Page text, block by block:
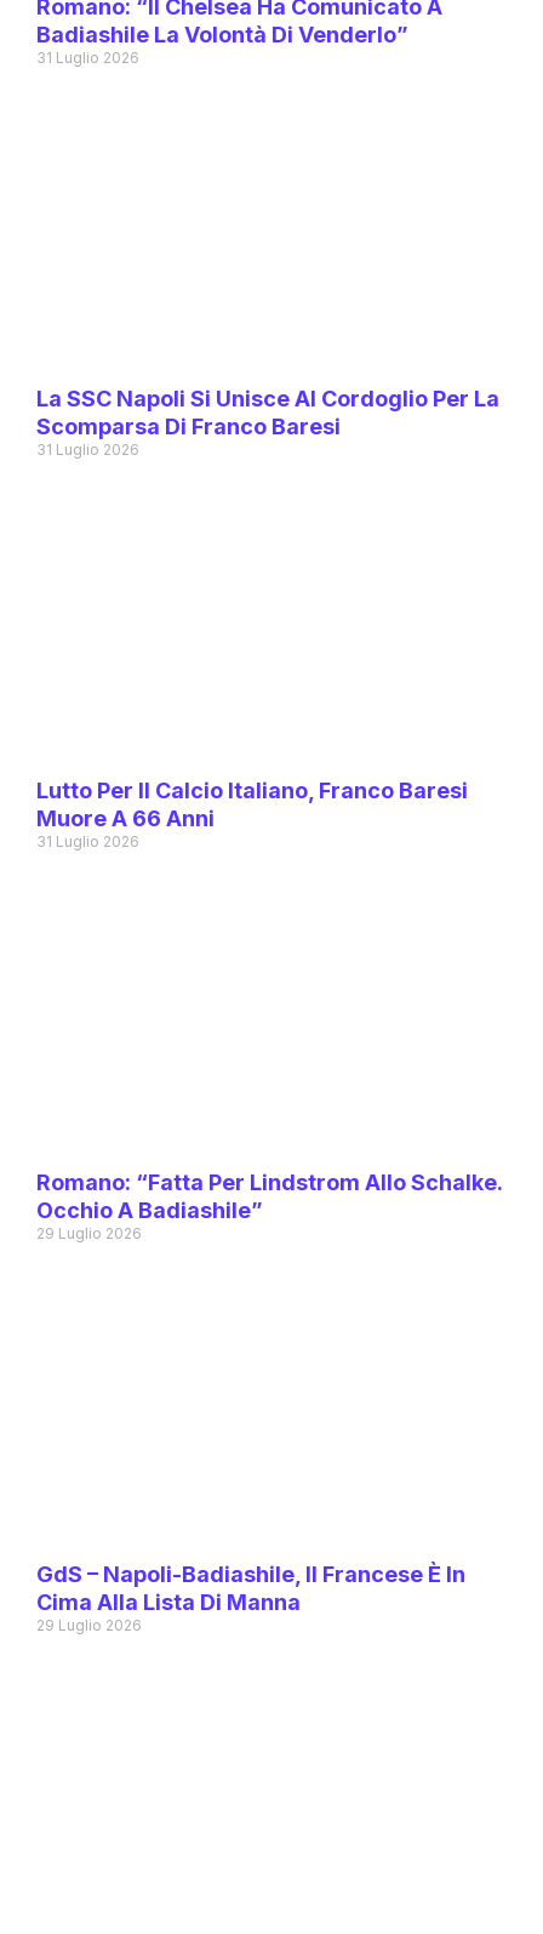
Romano: “Il Chelsea Ha Comunicato A
Badiashile La Volontà Di Venderlo”
31 Luglio 2026
La SSC Napoli Si Unisce Al Cordoglio Per La
Scomparsa Di Franco Baresi
31 Luglio 2026
Lutto Per Il Calcio Italiano, Franco Baresi
Muore A 66 Anni
31 Luglio 2026
Romano: “Fatta Per Lindstrom Allo Schalke.
Occhio A Badiashile”
29 Luglio 2026
GdS – Napoli-Badiashile, Il Francese È In
Cima Alla Lista Di Manna
29 Luglio 2026